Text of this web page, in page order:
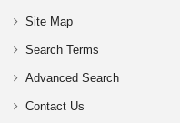
Site Map
Search Terms
Advanced Search
Contact Us